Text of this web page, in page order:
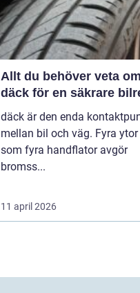
Allt du behöver veta
däck för en säkrare
däck är den enda
mellan bil och väg. Fyra
som fyra handflator avgör
bromss...
11 april 2026